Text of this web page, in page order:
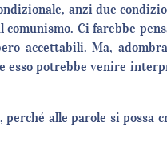
anzi due
Ci farebbe
accettabili. Ma,
esso potrebbe venire
alle parole si possa